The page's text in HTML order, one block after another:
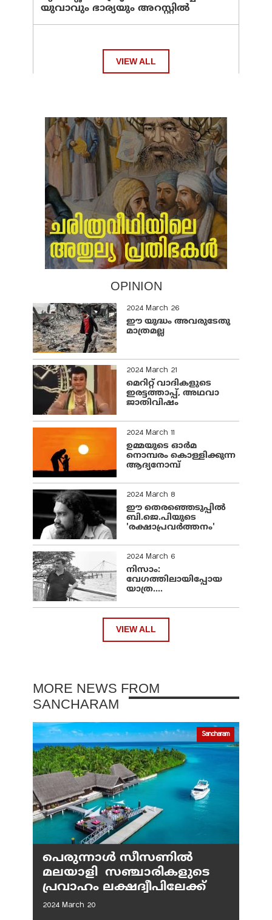
യുവാവും ഭാര്യയും അറസ്റ്റില്‍
VIEW ALL
OPINION
2024 March 26
ഈ യുദ്ധം അവരുടേതു
മാത്രമല്ല
2024 March 21
മെറിറ്റ് വാദികളുടെ
ഇരട്ടത്താപ്പ്, അഥവാ
ജാതിവിഷം
2024 March 11
ഉമ്മയുടെ ഓർമ
നൊമ്പരം കൊള്ളിക്കുന്ന
ആദ്യനോമ്പ്
2024 March 8
ഈ തെരഞ്ഞെടുപ്പില്‍
ബി.ജെ.പിയുടെ
'രക്ഷാപ്രവര്‍ത്തനം'
2024 March 6
നിസാം:
വേഗത്തിലായിപ്പോയ
യാത്ര....
VIEW ALL
MORE NEWS FROM
SANCHARAM
Sancharam
പെരുന്നാള്‍ സീസണില്‍
മലയാളി സഞ്ചാരികളുടെ
പ്രവാഹം ലക്ഷദ്വീപിലേക്ക്
2024 March 20